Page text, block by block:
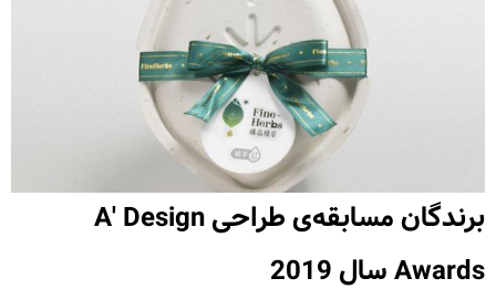
برندگان مسابقه‌ی طراحی A' Design
Awards سال 2019